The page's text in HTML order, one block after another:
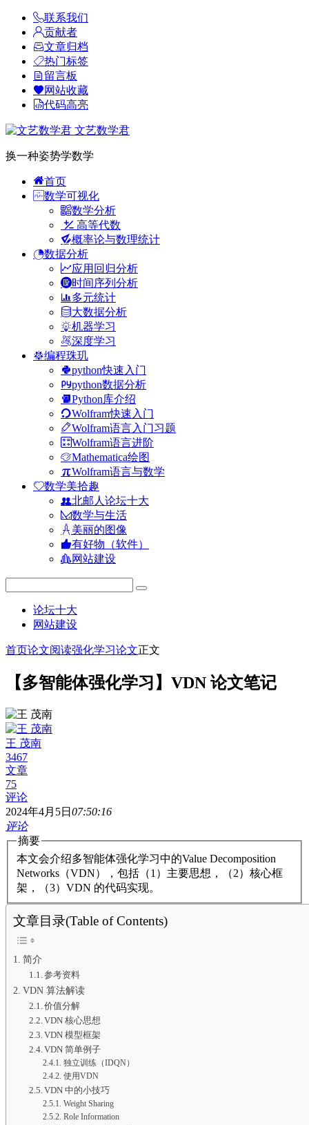
联系我们
贡献者
文章归档
热门标签
留言板
网站收藏
代码高亮
文艺数学君
换一种姿势学数学
首页
数学可视化
数学分析
高等代数
概率论与数理统计
数据分析
应用回归分析
时间序列分析
多元统计
大数据分析
机器学习
深度学习
编程珠玑
python快速入门
python数据分析
Python库介绍
Wolfram快速入门
Wolfram语言入门习题
Wolfram语言进阶
Mathematica绘图
Wolfram语言与数学
数学美拾趣
北邮人论坛十大
数学与生活
美丽的图像
有好物（软件）
网站建设
论坛十大
网站建设
首页论文阅读强化学习论文正文
【多智能体强化学习】VDN 论文笔记
王 茂南
3467
文章
75
评论
2024年4月5日 07:50:16
评论
摘要
本文会介绍多智能体强化学习中的Value Decomposition
Networks（VDN），包括（1）主要思想，（2）核心框
架，（3）VDN 的代码实现。
文章目录(Table of Contents)
简介
参考资料
VDN 算法解读
价值分解
VDN 核心思想
VDN 模型框架
VDN 简单例子
独立训练（IDQN）
使用VDN
VDN 中的小技巧
Weight Sharing
Role Information